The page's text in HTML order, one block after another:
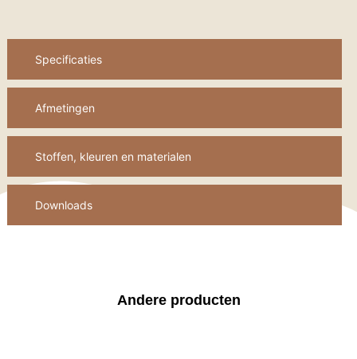
Specificaties
Afmetingen
Stoffen, kleuren en materialen
Downloads
Andere producten